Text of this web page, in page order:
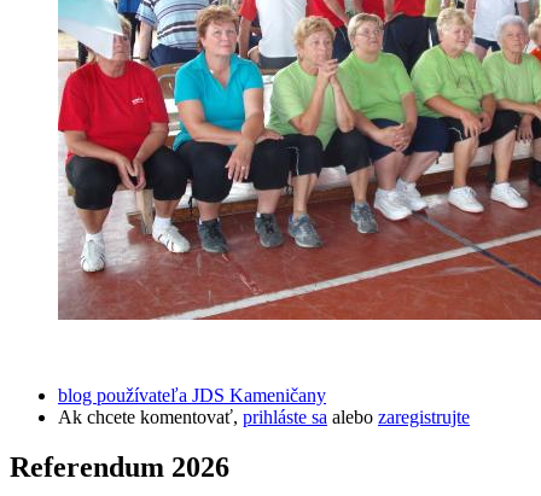
blog používateľa JDS Kameničany
Ak chcete komentovať, prihláste sa alebo zaregistrujte
Referendum 2026